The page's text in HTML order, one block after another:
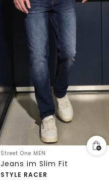
Street One MEN
Jeans im Slim Fit
STYLE RACER